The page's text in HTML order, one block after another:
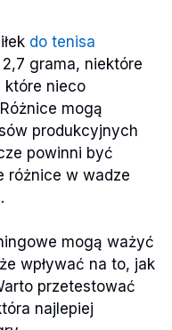
do tenisa
grama, niektóre
które nieco
mogą
produkcyjnych
powinni być
różnice w wadze
mogą ważyć
wpływać na to, jak
przetestować
najlepiej